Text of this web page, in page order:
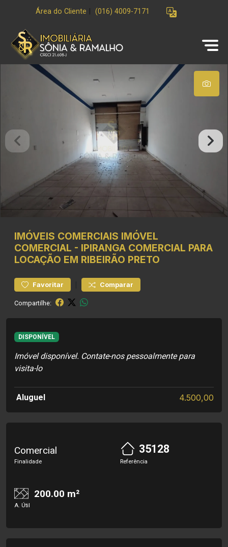
Área do Cliente (016) 4009-7171
IMÓVEIS COMERCIAIS IMÓVEL
COMERCIAL - IPIRANGA COMERCIAL PARA
LOCAÇÃO EM RIBEIRÃO PRETO
Favoritar Comparar
Compartilhe:
DISPONÍVEL
Imóvel disponível. Contate-nos pessoalmente para
visita-lo
Aluguel 4.500,00
Comercial
Finalidade
35128
Referência
200.00 m²
A. Útil